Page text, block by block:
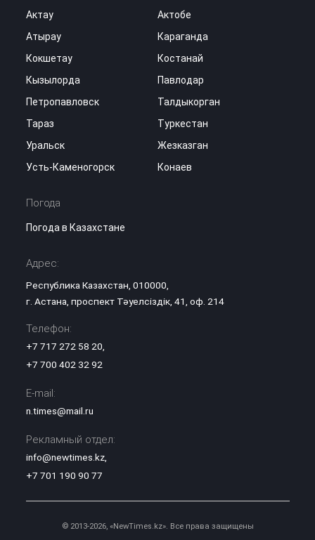
Актау
Актобе
Атырау
Караганда
Кокшетау
Костанай
Кызылорда
Павлодар
Петропавловск
Талдыкорган
Тараз
Туркестан
Уральск
Жезказган
Усть-Каменогорск
Конаев
Погода
Погода в Казахстане
Адрес:
Республика Казахстан, 010000,
г. Астана, проспект Тәуелсіздік, 41, оф. 214
Телефон:
+7 717 272 58 20
+7 700 402 32 92
E-mail:
n.times@mail.ru
Рекламный отдел:
info@newtimes.kz,
+7 701 190 90 77
© 2013-2026, «NewTimes.kz». Все права защищены